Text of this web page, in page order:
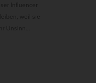
Influencer
weil sie
Unsinn…